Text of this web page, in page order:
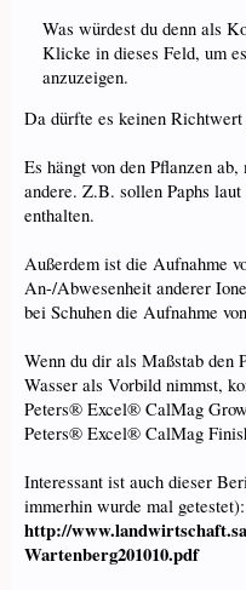
Was würdest du denn als
Klicke in dieses Feld, um
anzuzeigen.
Da dürfte es keinen Richtwert
Es hängt von den Pflanzen
andere. Z.B. sollen Paphs
enthalten.
Außerdem ist die Aufnahme
An-/Abwesenheit anderer
bei Schuhen die Aufnahme
Wenn du dir als Maßstab den
Wasser als Vorbild nimmst,
Peters® Excel® CalMag
Peters® Excel® CalMag
Interessant ist auch dieser
immerhin wurde mal getestet):
http://
Wartenberg201010.pdf